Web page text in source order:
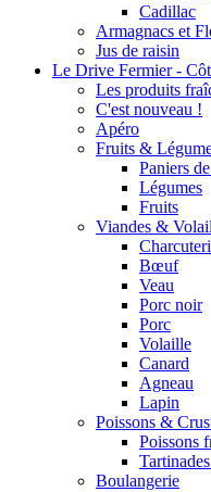
Cadillac
Armagnacs et
Jus de raisin
Le Drive Fermier -
Les produits
C'est nouveau !
Apéro
Fruits &
Paniers
Légumes
Fruits
Viandes &
Bœuf
Veau
Porc noir
Porc
Volaille
Canard
Agneau
Lapin
Poissons &
Poissons
Boulangerie